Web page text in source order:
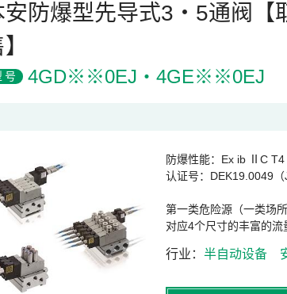
安防爆型先导式3・5通阀【
号 4GD※※0EJ・4GE※※0EJ
防爆性能：Ex ib ⅡC T4
认证号：DEK19.0049（
第一类危险源（一类场
对应4个尺寸的丰富的
行业 半自动设备